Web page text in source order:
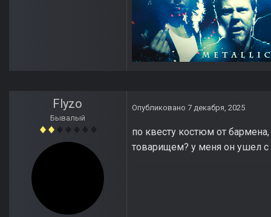
Flyzo
Бывалый
Опубликовано 7 декабря, 2025
по квесту костюм от
товарищем? у меня он ушел с